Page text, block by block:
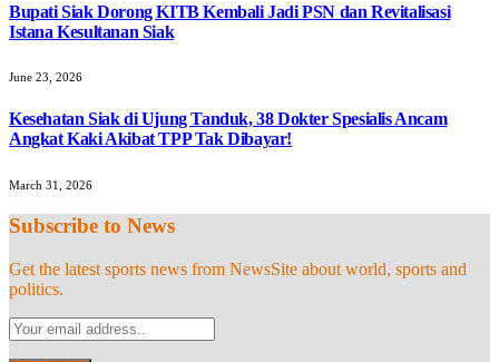
Bupati Siak Dorong KITB Kembali Jadi PSN dan Revitalisasi
Istana Kesultanan Siak
June 23, 2026
Kesehatan Siak di Ujung Tanduk, 38 Dokter Spesialis Ancam
Angkat Kaki Akibat TPP Tak Dibayar!
March 31, 2026
Subscribe to News
Get the latest sports news from NewsSite about world, sports and
politics.